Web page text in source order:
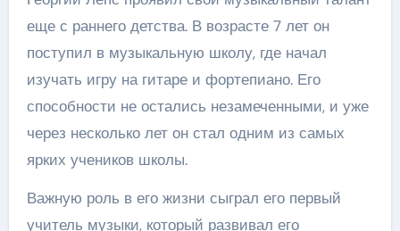
еще с раннего детства. В возрасте 7 лет он
поступил в музыкальную школу, где начал
изучать игру на гитаре и фортепиано. Его
способности не остались незамеченными, и уже
через несколько лет он стал одним из самых
ярких учеников школы.
Важную роль в его жизни сыграл его первый
учитель музыки, который развивал его